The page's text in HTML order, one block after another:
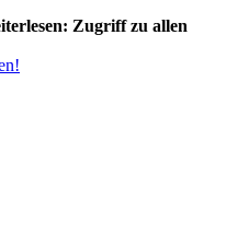
Zugriff zu allen